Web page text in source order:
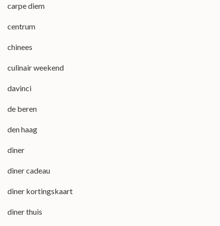
carpe diem
centrum
chinees
culinair weekend
davinci
de beren
den haag
diner
diner cadeau
diner kortingskaart
diner thuis